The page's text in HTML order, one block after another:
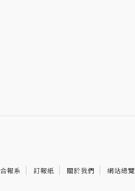
報系 訂報紙 關於我們 網站總覽